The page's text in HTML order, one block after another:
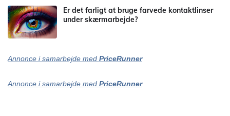
Er det farligt at bruge farvede kontaktlinser
under skærmarbejde?
Annonce i samarbejde med PriceRunner
Annonce i samarbejde med PriceRunner